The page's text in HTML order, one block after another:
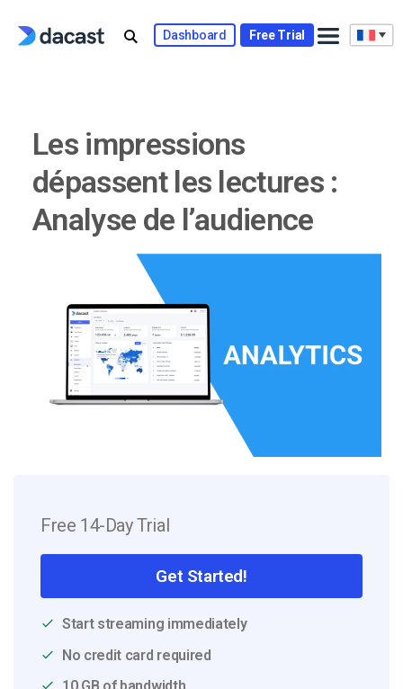
Dashboard Free Trial
Les impressions
dépassent les lectures :
Analyse de l’audience
Free 14-Day Trial
Get Started!
Start streaming immediately
No credit card required